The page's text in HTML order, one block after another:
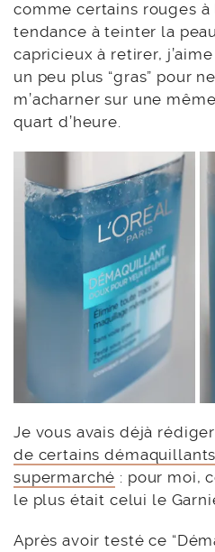
comme certains rouges
tendance à teinter la
capricieux à retirer,
un peu plus “gras” pour
m’acharner sur une
quart d’heure.
Je vous avais déjà rédiger
de certains
supermarché : pour moi,
le plus était celui le
Après avoir testé ce